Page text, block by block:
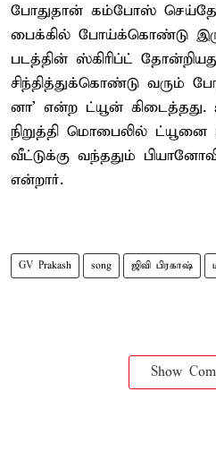
போதுதான் கம்போஸ்
பைக்கில் போய்க்கொண்டு
படத்தின் ஸ்கிரிப்ட்
சிந்தித்துக்கொண்டு வரும்
னா' என்ற ட்யூன்
நிறுத்தி மொபைலில் ட்யூனை
வீட்டுக்கு வந்ததும்
என்றார்.
GV Prakash song ஜிவி பிரகாஷ்
Show